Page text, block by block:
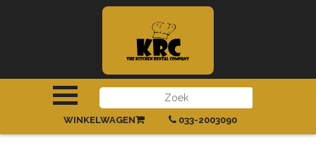
INLOGGEN|REGISTREREN
033-2003090
WINKELWAGEN